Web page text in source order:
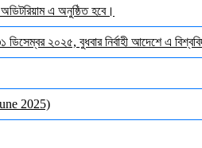
এ অনুষ্ঠিত হবে।
ডিসেম্বর ২০২৫, বুধবার নির্বাহী আদেশে এ
2025)